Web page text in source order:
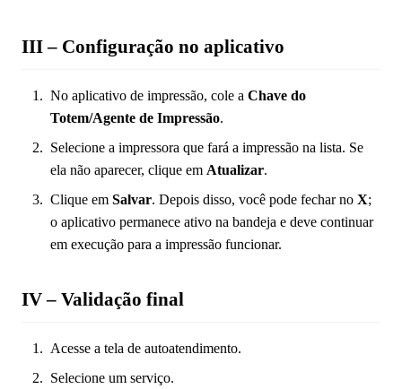
III – Configuração no aplicativo
No aplicativo de impressão, cole a Chave do
Totem/Agente de Impressão.
Selecione a impressora que fará a impressão na lista. Se
ela não aparecer, clique em Atualizar.
Clique em Salvar. Depois disso, você pode fechar no X;
o aplicativo permanece ativo na bandeja e deve continuar
em execução para a impressão funcionar.
IV – Validação final
Acesse a tela de autoatendimento.
Selecione um serviço.